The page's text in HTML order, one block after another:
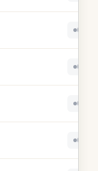
0
0
0
0